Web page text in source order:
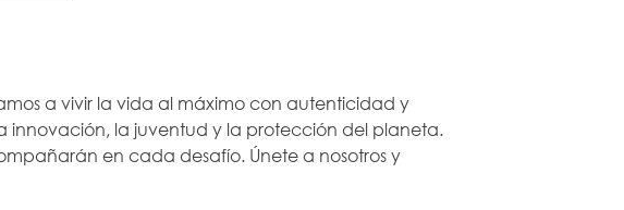
a vivir la vida al máximo con autenticidad y
innovación, la juventud y la protección del planeta.
en cada desafío. Únete a nosotros y